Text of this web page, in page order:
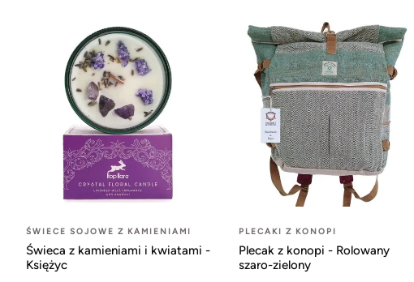
ŚWIECE SOJOWE Z KAMIENIAMI
Świeca z kamieniami i kwiatami -
Księżyc
PLECAKI Z KONOPI
Plecak z konopi - Rolowany
szaro-zielony